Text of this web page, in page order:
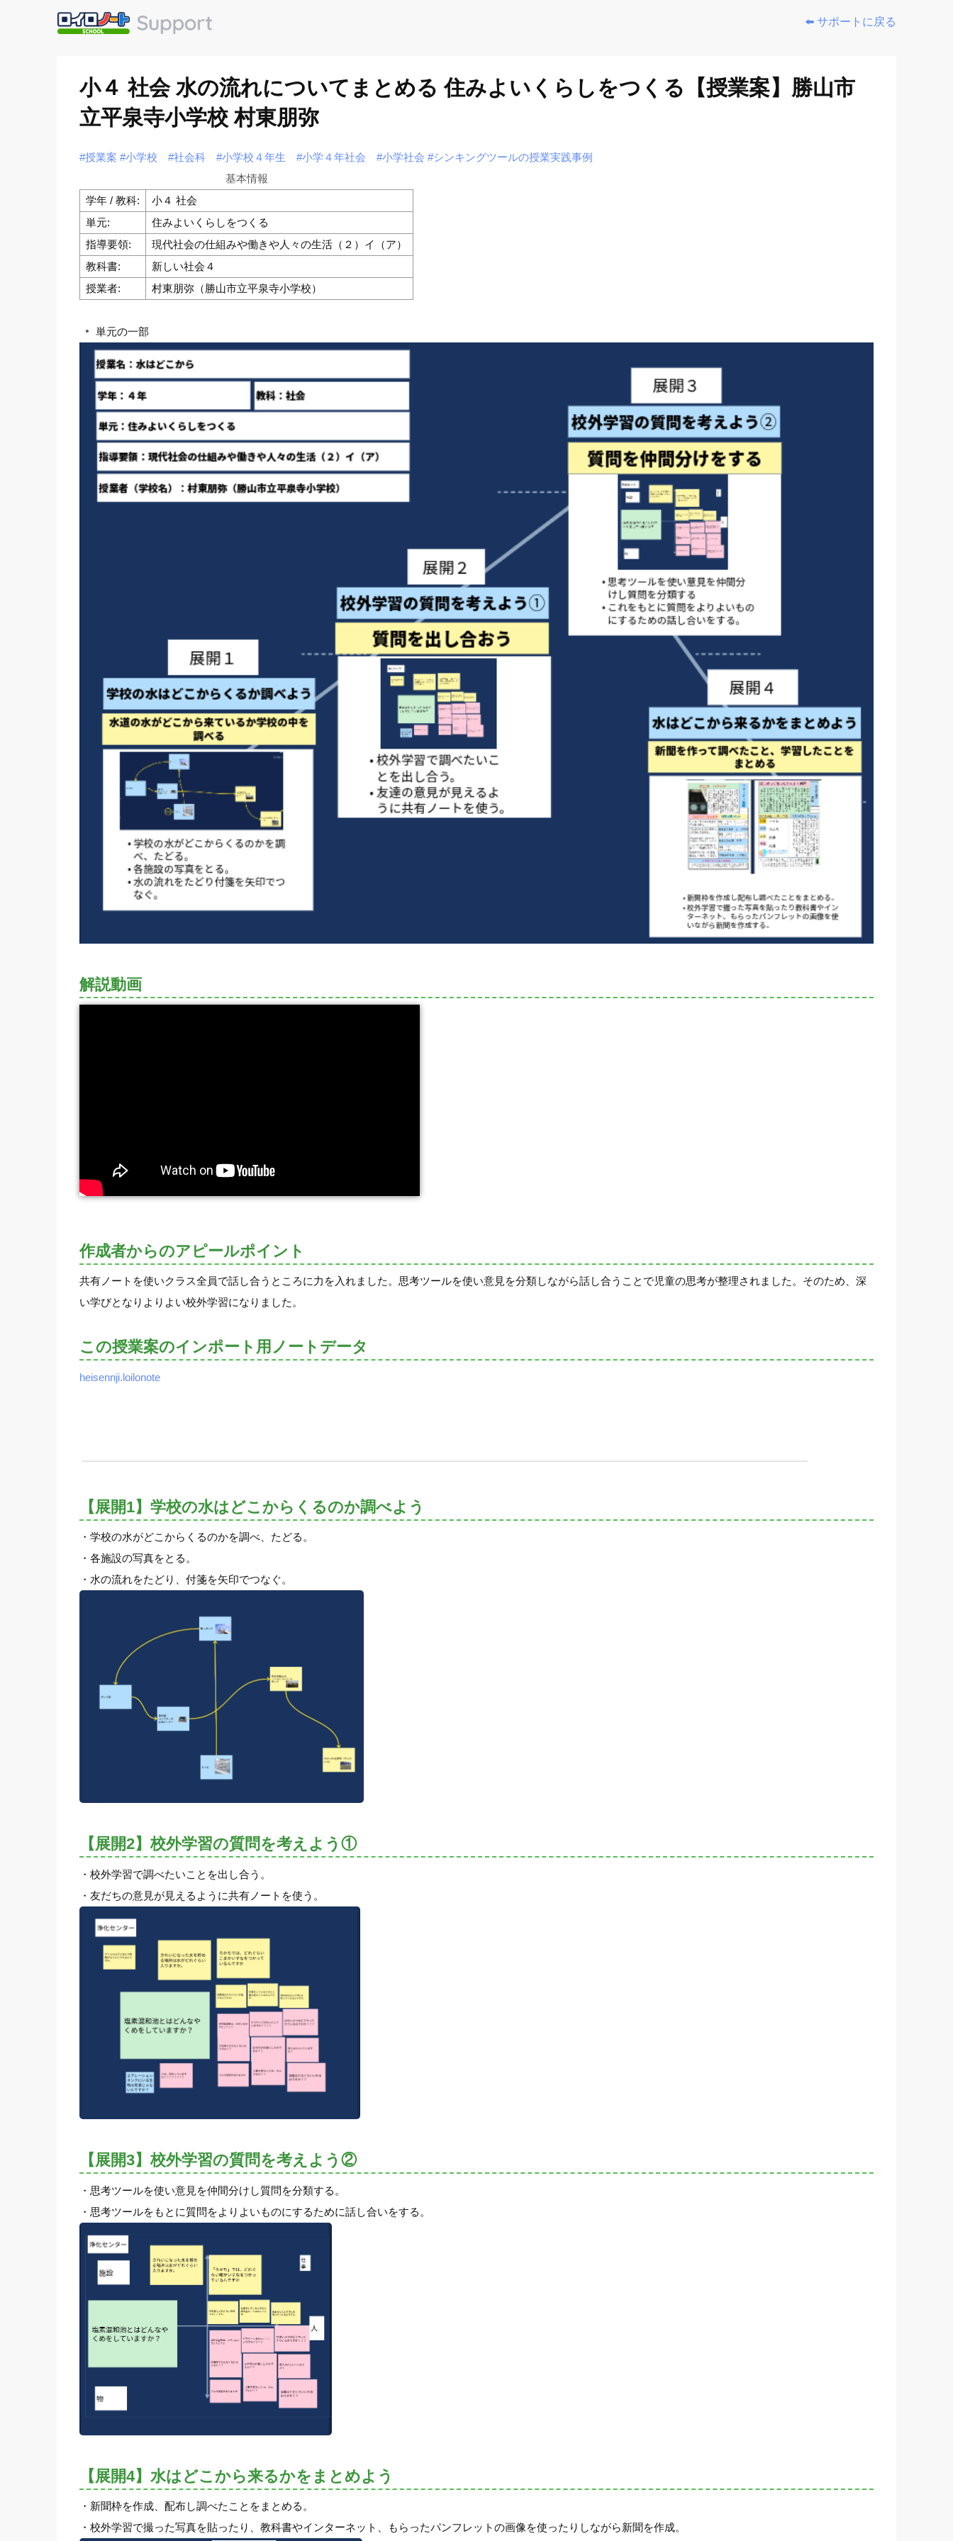
⬅️ サポートに戻る
小４ 社会 水の流れについてまとめる 住みよいくらしをつくる【授業案】勝山市
立平泉寺小学校 村東朋弥
#授業案 #小学校 #社会科 #小学校４年生 #小学４年社会 #小学社会 #シンキングツールの授業実践事例
基本情報
学年 / 教科:
小４ 社会
単元:
住みよいくらしをつくる
指導要領:
現代社会の仕組みや働きや人々の生活（２）イ（ア）
教科書:
新しい社会４
授業者:
村東朋弥（勝山市立平泉寺小学校）
単元の一部
解説動画
作成者からのアピールポイント
共有ノートを使いクラス全員で話し合うところに力を入れました。思考ツールを使い意見を分類しながら話し合うことで児童の思考が整理されました。そのため、深
い学びとなりよりよい校外学習になりました。
この授業案のインポート用ノートデータ
heisennji.loilonote
【展開1】学校の水はどこからくるのか調べよう
・学校の水がどこからくるのかを調べ、たどる。
・各施設の写真をとる。
・水の流れをたどり、付箋を矢印でつなぐ。
【展開2】校外学習の質問を考えよう①
・校外学習で調べたいことを出し合う。
・友だちの意見が見えるように共有ノートを使う。
【展開3】校外学習の質問を考えよう②
・思考ツールを使い意見を仲間分けし質問を分類する。
・思考ツールをもとに質問をよりよいものにするために話し合いをする。
【展開4】水はどこから来るかをまとめよう
・新聞枠を作成、配布し調べたことをまとめる。
・校外学習で撮った写真を貼ったり、教科書やインターネット、もらったパンフレットの画像を使ったりしながら新聞を作成。